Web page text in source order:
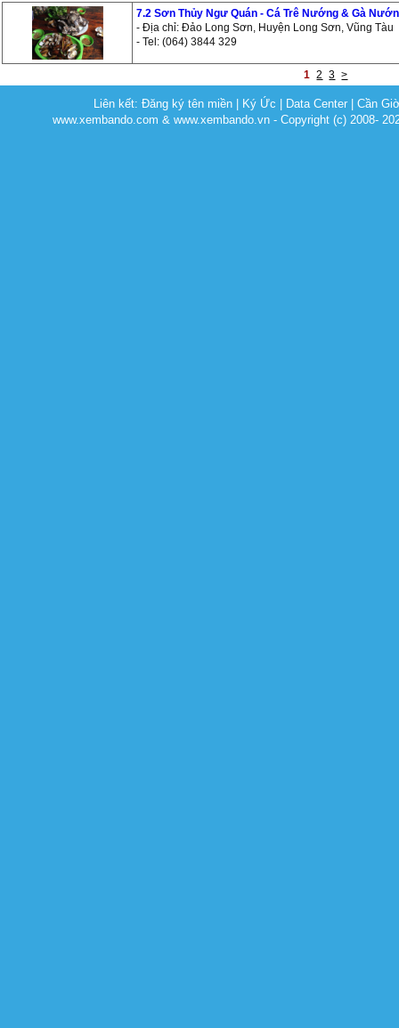
7.2 Sơn Thủy Ngư Quán - Cá Trê Nướng & Gà
- Địa chỉ: Đảo Long Sơn, Huyện Long Sơn, Vũng Tàu
- Tel: (064) 3844 329
1 2 3 >
Liên kết:Đăng ký tên miền Ký Ức Data Center |Cần
www.xembando.com & www.xembando.vn - Copyright (c) 2008-